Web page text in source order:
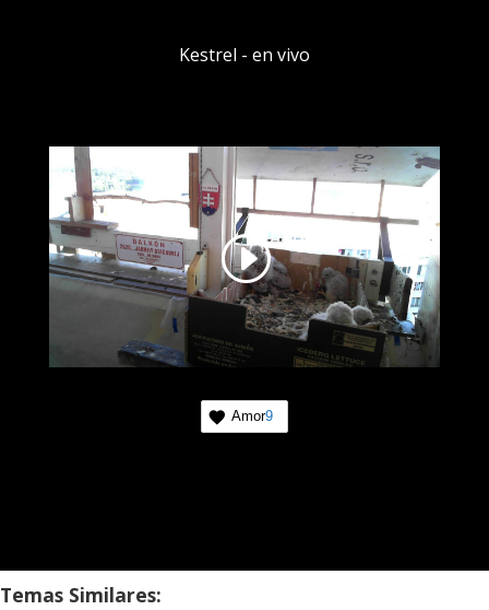
Kestrel - en vivo
Amor9
Temas Similares: